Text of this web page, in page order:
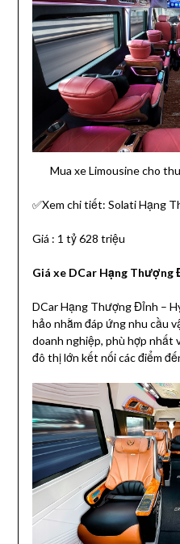
Mua xe Limousine cho
✅Xem chi tiết: Solati Hạng
Giá : 1 tỷ 628 triệu
Giá xe DCar Hạng Thượng
DCar Hạng Thượng Đỉnh –
hảo nhằm đáp ứng nhu cầu
doanh nghiệp, phù hợp nhất
đô thị lớn kết nối các điểm